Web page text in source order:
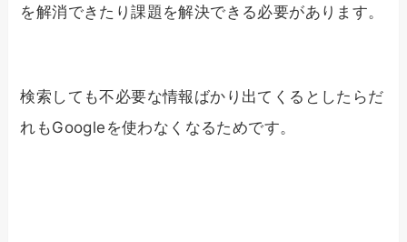
を解消できたり課題を解決できる必要があります。
検索しても不必要な情報ばかり出てくるとしたらだ
れもGoogleを使わなくなるためです。